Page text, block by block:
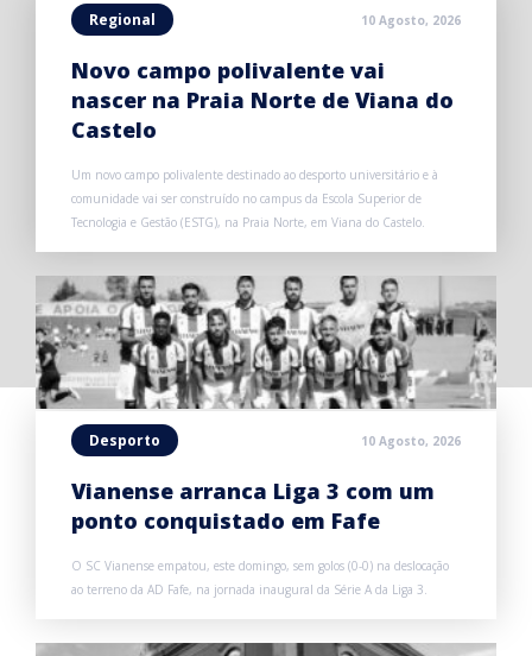
Regional 10 Agosto, 2026
Novo campo polivalente vai
nascer na Praia Norte de Viana do
Castelo
Um novo campo polivalente destinado ao desporto universitário e à
comunidade vai ser construído no campus da Escola Superior de
Tecnologia e Gestão (ESTG), na Praia Norte, em Viana do Castelo.
Desporto 10 Agosto, 2026
Vianense arranca Liga 3 com um
ponto conquistado em Fafe
O SC Vianense empatou, este domingo, sem golos (0-0) na deslocação
ao terreno da AD Fafe, na jornada inaugural da Série A da Liga 3.